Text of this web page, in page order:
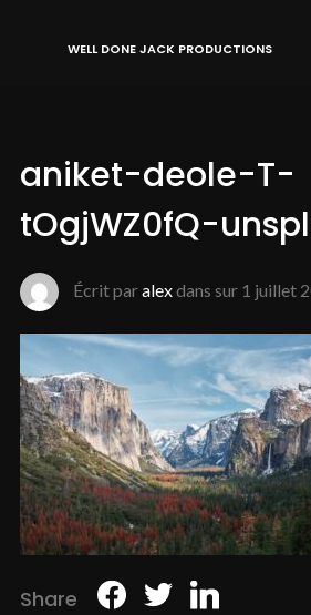
WELL DONE JACK PRODUCTIONS
aniket-deole-T-
tOgjWZ0fQ-
Écrit paralexdans sur 1 juillet
Share